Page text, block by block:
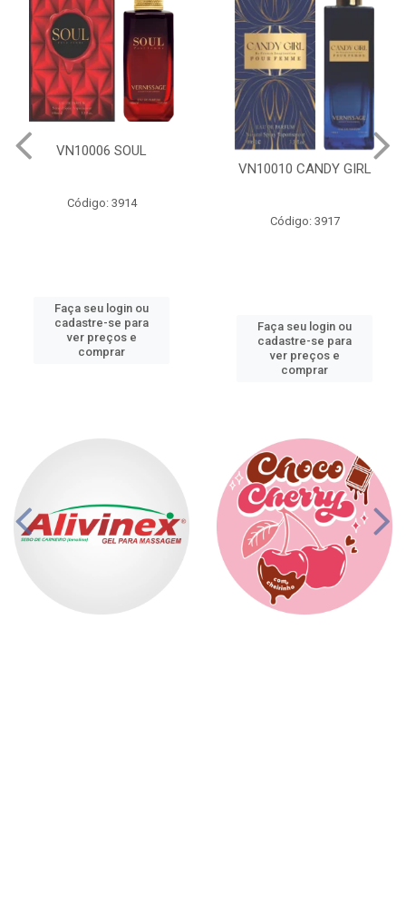
VN10006 SOUL
Código: 3914
Faça seu login ou
cadastre-se para
ver preços e
comprar
VN10010 CANDY GIRL
Código: 3917
Faça seu login ou
cadastre-se para
ver preços e
comprar